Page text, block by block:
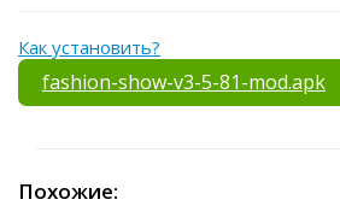
Как установить?
fashion-show-v3-5-81-mod.apk
Похожие: